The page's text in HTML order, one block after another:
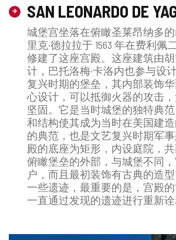
SAN LEONARDO DE
城堡宫坐落在俯瞰圣莱昂纳多的
里克·德拉拉于 1563 年在费利佩
修建了这座宫殿。这座建筑由
计，巴托洛梅·卡洛内也参与设
复兴时期的堡垒，其内部装饰
心设计，可以抵御火器的攻击
坚固。它是当时城堡的独特典
和结构使其成为当时在美国建
的典范，也是文艺复兴时期军
殿的底座为矩形，内设庭院，
俯瞰堡垒的外部，与城堡不同
户，而且最初装饰有古典的造
一些遗迹，最重要的是，宫殿
一直通过发现的遗迹进行重新诠